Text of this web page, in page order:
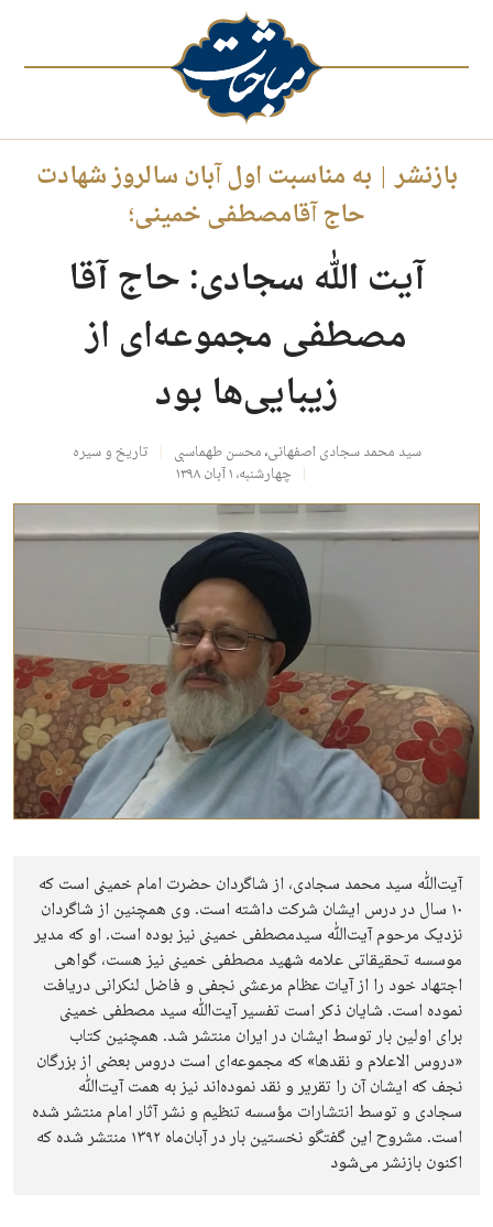
بازنشر | به مناسبت اول آبان سالروز شهادت
حاج آقامصطفی خمینی؛
آیت الله سجادی: حاج آقا
مصطفی مجموعه‌ای از
زیبایی‌ها بود
سید محمد سجادی اصفهانی،محسن طهماسبی
تاریخ و سیره
چهارشنبه، ۱ آبان ۱۳۹۸
آیت‌ﷲ سید محمد سجادی، از شاگردان حضرت امام خمینی است که
۱۰ سال در درس ایشان شرکت داشته است. وی همچنین از شاگردان
نزدیک مرحوم آیت‌ﷲ سیدمصطفی خمینی نیز بوده است. او که مدیر
موسسه تحقیقاتی علامه شهید مصطفی خمینی نیز هست، گواهی
اجتهاد خود را از آیات عظام مرعشی نجفی و فاضل لنکرانی دریافت
نموده است. شایان ذکر است تفسیر آیت‌ﷲ سید مصطفی خمینی
برای اولین بار توسط ایشان در ایران منتشر شد. همچنین کتاب
«دروس الاعلام و نقدها» که مجموعه‌ای است دروس بعضی از بزرگان
نجف که ایشان آن را تقریر و نقد نموده‌اند نیز به همت آیت‌ﷲ
سجادی و توسط انتشارات مؤسسه تنظیم و نشر آثار امام منتشر شده
است. مشروح این گفتگو نخستین بار در آبان‌ماه ۱۳۹۲ منتشر شده که
اکنون بازنشر می‌شود